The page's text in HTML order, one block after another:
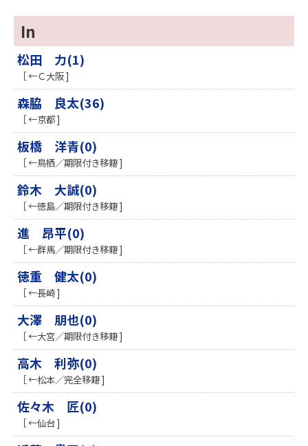
In
松田 力(1)
［ ←Ｃ大阪 ]
森脇 良太(36)
［ ←京都 ]
板橋 洋青(0)
［ ←鳥栖／期限付き移籍 ]
鈴木 大誠(0)
［ ←徳島／期限付き移籍 ]
進 昂平(0)
［ ←群馬／期限付き移籍 ]
徳重 健太(0)
［ ←長崎 ]
大澤 朋也(0)
［ ←大宮／期限付き移籍 ]
高木 利弥(0)
［ ←松本／完全移籍 ]
佐々木 匠(0)
［ ←仙台 ]